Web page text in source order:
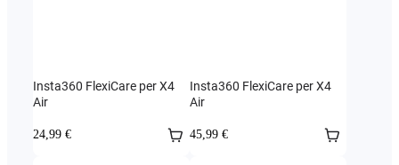
Insta360 FlexiCare per X4
Air
24,99 €
Insta360 FlexiCare per X4
Air
45,99 €